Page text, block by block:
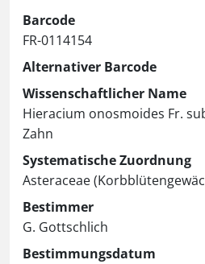
Barcode
FR-0114154
Alternativer Barcode
Wissenschaftlicher Name
Hieracium onosmoides Fr.
Zahn
Systematische Zuordnung
Asteraceae
Bestimmer
G. Gottschlich
Bestimmungsdatum